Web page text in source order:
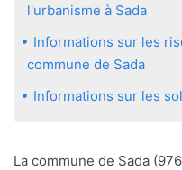
l'urbanisme à Sada
Informations sur les
commune de Sada
Informations sur les
La commune de Sada